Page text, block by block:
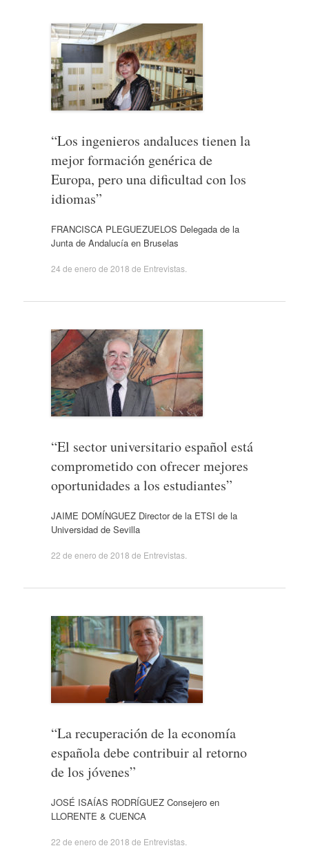
“Los ingenieros andaluces tienen la
mejor formación genérica de
Europa, pero una dificultad con los
idiomas”
FRANCISCA PLEGUEZUELOS Delegada de la
Junta de Andalucía en Bruselas
24 de enero de 2018 de Entrevistas.
“El sector universitario español está
comprometido con ofrecer mejores
oportunidades a los estudiantes”
JAIME DOMÍNGUEZ Director de la ETSI de la
Universidad de Sevilla
22 de enero de 2018 de Entrevistas.
“La recuperación de la economía
española debe contribuir al retorno
de los jóvenes”
JOSÉ ISAÍAS RODRÍGUEZ Consejero en
LLORENTE & CUENCA
22 de enero de 2018 de Entrevistas.